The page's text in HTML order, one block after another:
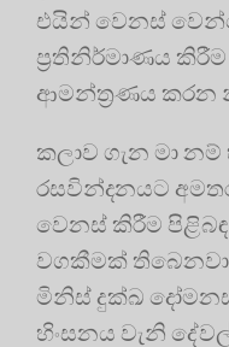
එයින් වෙනස්
ප්‍රතිනිර්මාණය
ආමන්ත්‍රණය කරන
කලාව ගැන මා
රසවින්දනයට
වෙනස් කිරීම පිළිබඳ
වගකීමක් තිබෙනවා
මිනිස් දුක්ඛ
හිංසනය වැනි